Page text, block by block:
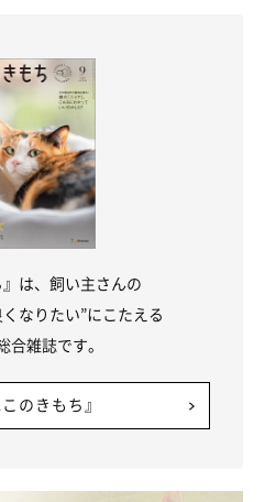
りお水をどうぞ
』は、飼い主さんの
なりたい”にこたえる
合雑誌です。
のきもち』